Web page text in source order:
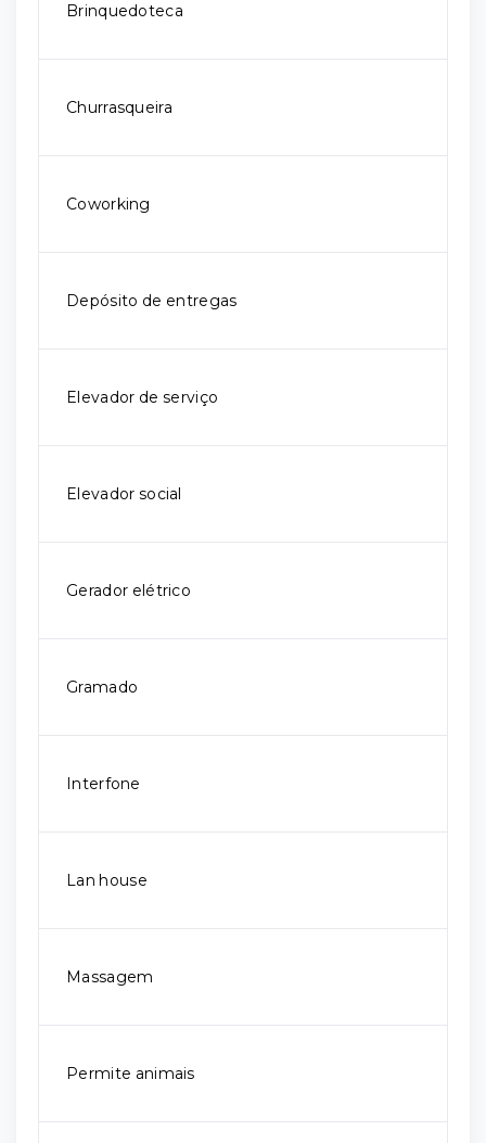
Brinquedoteca
Churrasqueira
Coworking
Depósito de entregas
Elevador de serviço
Elevador social
Gerador elétrico
Gramado
Interfone
Lan house
Massagem
Permite animais